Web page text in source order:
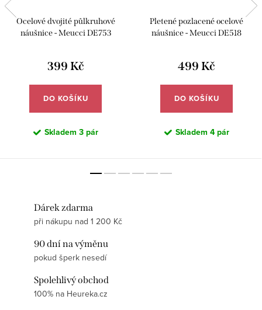
Ocelové dvojité půlkruhové
náušnice - Meucci DE753
399 Kč
DO KOŠÍKU
Skladem 3 pár
Pletené pozlacené ocelové
náušnice - Meucci DE518
499 Kč
DO KOŠÍKU
Skladem 4 pár
Dárek zdarma
při nákupu nad 1 200 Kč
90 dní na výměnu
pokud šperk nesedí
Spolehlivý obchod
100% na Heureka.cz